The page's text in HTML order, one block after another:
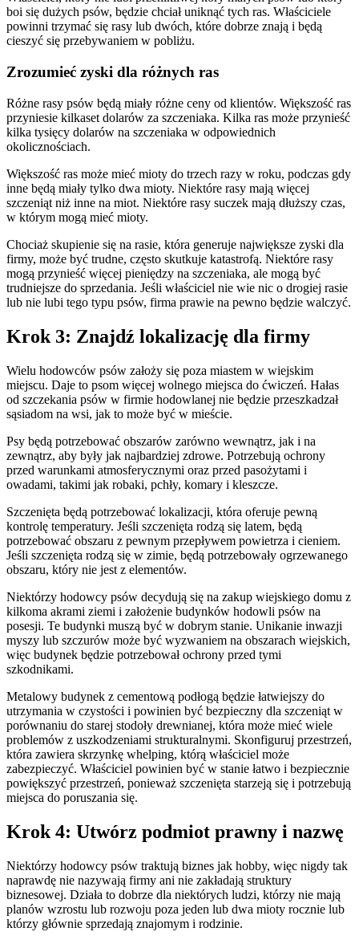
boi się dużych psów, będzie chciał uniknąć tych ras. Właściciele
powinni trzymać się rasy lub dwóch, które dobrze znają i będą
cieszyć się przebywaniem w pobliżu.
Zrozumieć zyski dla różnych ras
Różne rasy psów będą miały różne ceny od klientów. Większość ras
przyniesie kilkaset dolarów za szczeniaka. Kilka ras może przynieść
kilka tysięcy dolarów na szczeniaka w odpowiednich
okolicznościach.
Większość ras może mieć mioty do trzech razy w roku, podczas gdy
inne będą miały tylko dwa mioty. Niektóre rasy mają więcej
szczeniąt niż inne na miot. Niektóre rasy suczek mają dłuższy czas,
w którym mogą mieć mioty.
Chociaż skupienie się na rasie, która generuje największe zyski dla
firmy, może być trudne, często skutkuje katastrofą. Niektóre rasy
mogą przynieść więcej pieniędzy na szczeniaka, ale mogą być
trudniejsze do sprzedania. Jeśli właściciel nie wie nic o drogiej rasie
lub nie lubi tego typu psów, firma prawie na pewno będzie walczyć.
Krok 3: Znajdź lokalizację dla firmy
Wielu hodowców psów założy się poza miastem w wiejskim
miejscu. Daje to psom więcej wolnego miejsca do ćwiczeń. Hałas
od szczekania psów w firmie hodowlanej nie będzie przeszkadzał
sąsiadom na wsi, jak to może być w mieście.
Psy będą potrzebować obszarów zarówno wewnątrz, jak i na
zewnątrz, aby były jak najbardziej zdrowe. Potrzebują ochrony
przed warunkami atmosferycznymi oraz przed pasożytami i
owadami, takimi jak robaki, pchły, komary i kleszcze.
Szczenięta będą potrzebować lokalizacji, która oferuje pewną
kontrolę temperatury. Jeśli szczenięta rodzą się latem, będą
potrzebować obszaru z pewnym przepływem powietrza i cieniem.
Jeśli szczenięta rodzą się w zimie, będą potrzebowały ogrzewanego
obszaru, który nie jest z elementów.
Niektórzy hodowcy psów decydują się na zakup wiejskiego domu z
kilkoma akrami ziemi i założenie budynków hodowli psów na
posesji. Te budynki muszą być w dobrym stanie. Unikanie inwazji
myszy lub szczurów może być wyzwaniem na obszarach wiejskich,
więc budynek będzie potrzebował ochrony przed tymi
szkodnikami.
Metalowy budynek z cementową podłogą będzie łatwiejszy do
utrzymania w czystości i powinien być bezpieczny dla szczeniąt w
porównaniu do starej stodoły drewnianej, która może mieć wiele
problemów z uszkodzeniami strukturalnymi. Skonfiguruj przestrzeń,
która zawiera skrzynkę whelping, którą właściciel może
zabezpieczyć. Właściciel powinien być w stanie łatwo i bezpiecznie
powiększyć przestrzeń, ponieważ szczenięta starzeją się i potrzebują
miejsca do poruszania się.
Krok 4: Utwórz podmiot prawny i nazwę
Niektórzy hodowcy psów traktują biznes jak hobby, więc nigdy tak
naprawdę nie nazywają firmy ani nie zakładają struktury
biznesowej. Działa to dobrze dla niektórych ludzi, którzy nie mają
planów wzrostu lub rozwoju poza jeden lub dwa mioty rocznie lub
którzy głównie sprzedają znajomym i rodzinie.